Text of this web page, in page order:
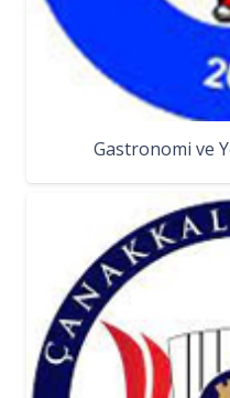
Gastronomi ve